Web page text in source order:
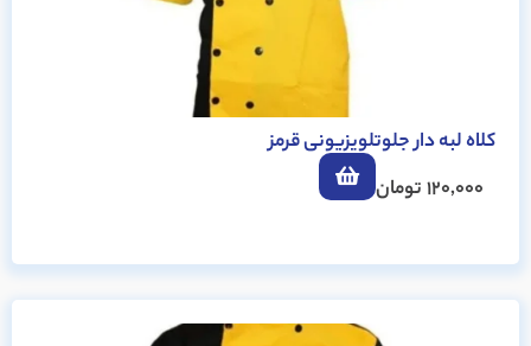
کلاه لبه دار جلوتلویزیونی قرمز
120,000تومان